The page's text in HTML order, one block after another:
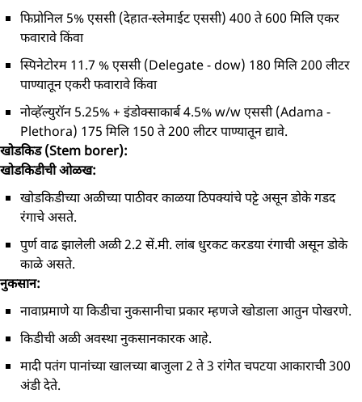
फिप्रोनिल 5% एससी (देहात-स्लेमाईट एससी) 400 ते 600 मिलि एकर
फवारावे किंवा
स्पिनेटोरम 11.7 % एससी (Delegate - dow) 180 मिलि 200 लीटर
पाण्यातून एकरी फवारावे किंवा
नोव्हॅल्युरॉन 5.25% + इंडोक्साकार्ब 4.5% w/w एससी (Adama -
Plethora) 175 मिलि 150 ते 200 लीटर पाण्यातून द्यावे.
खोडकिड (Stem borer):
खोडकिडीची ओळख:
खोडकिडीच्या अळीच्या पाठीवर काळया ठिपक्यांचे पट्टे असून डोके गडद
रंगाचे असते.
पुर्ण वाढ झालेली अळी 2.2 सें.मी. लांब धुरकट करडया रंगाची असून डोके
काळे असते.
नुकसान:
नावाप्रमाणे या किडीचा नुकसानीचा प्रकार म्हणजे खोडाला आतुन पोखरणे.
किडीची अळी अवस्था नुकसानकारक आहे.
मादी पतंग पानांच्या खालच्या बाजुला 2 ते 3 रांगेत चपटया आकाराची 300
अंडी देते.